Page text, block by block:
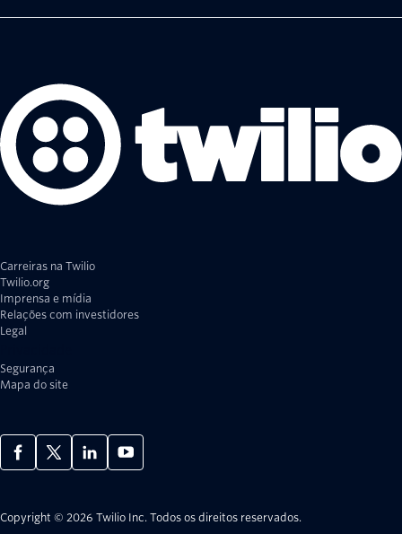
Carreiras na Twilio
Twilio.org
Imprensa e mídia
Relações com investidores
Legal
Segurança
Mapa do site
Copyright © 2026 Twilio Inc. Todos os direitos reservados.